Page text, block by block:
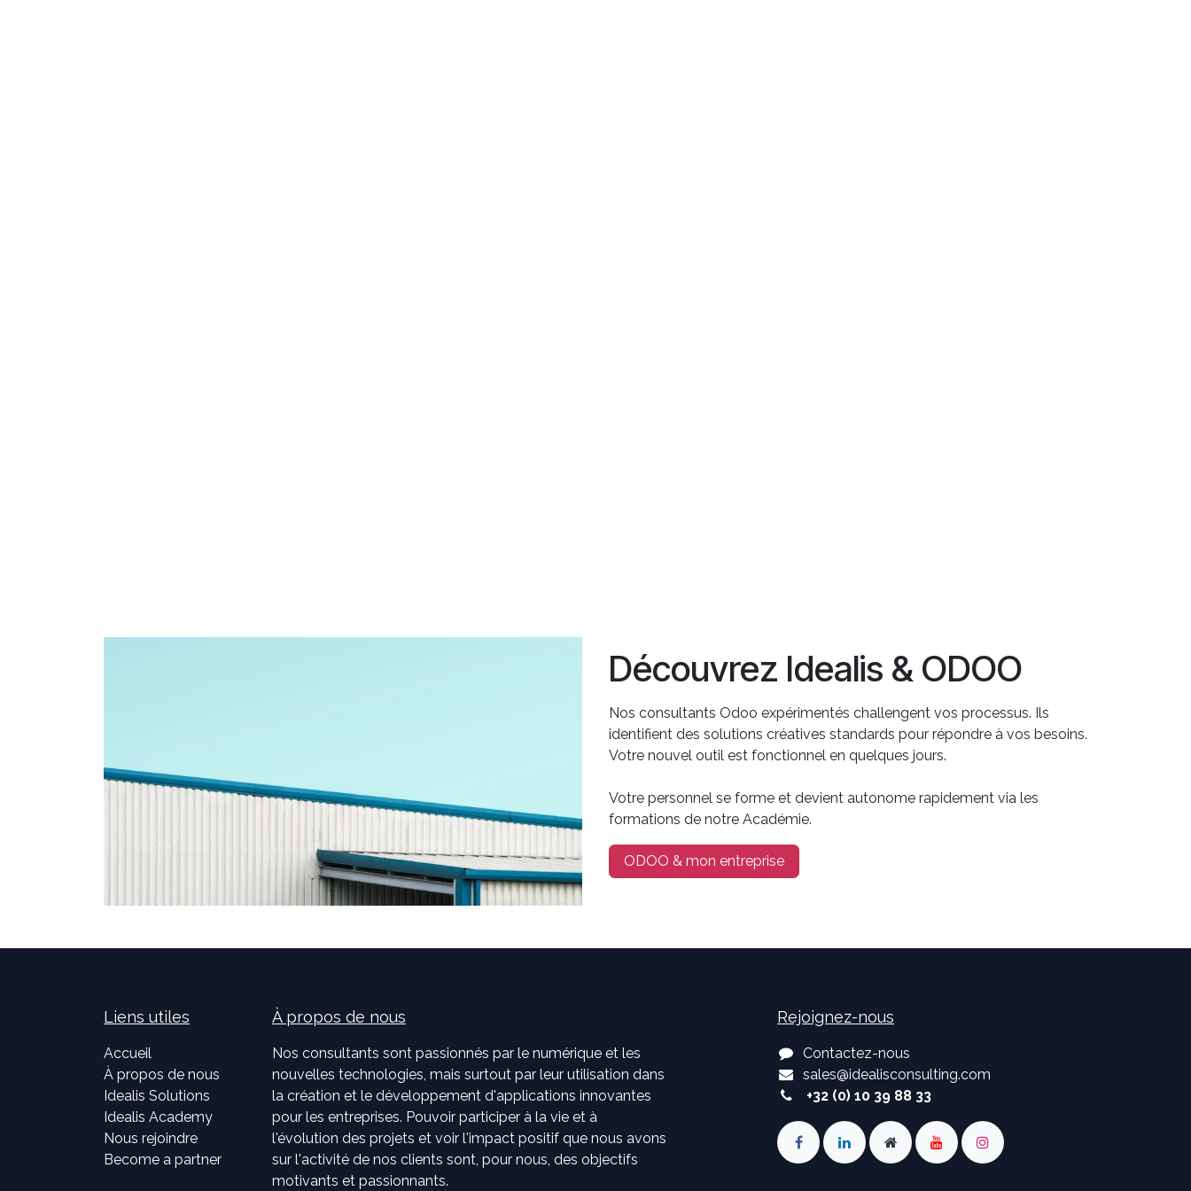
Découvrez Idealis & ODOO
Nos consultants Odoo expérimentés challengent vos processus. Ils
identifient des solutions créatives standards pour répondre à vos besoins.
Votre nouvel outil est fonctionnel en quelques jours.
Votre personnel se forme et devient autonome rapidement via les
formations de notre Académie.
ODOO & mon entreprise
Liens utiles
Accueil
À propos de nous
Idealis Solutions
Idealis Academy
Nous rejoindre
Become a partner
À propos de nous
Nos consultants sont passionnés par le numérique et les
nouvelles technologies, mais surtout par leur utilisation dans
la création et le développement d'applications innovantes
pour les entreprises. Pouvoir participer à la vie et à
l'évolution des projets et voir l'impact positif que nous avons
sur l'activité de nos clients sont, pour nous, des objectifs
motivants et passionnants.
Rejoignez-nous
Contactez-nous
sales@idealisconsulting.com
+32 (0) 10 39 88 33